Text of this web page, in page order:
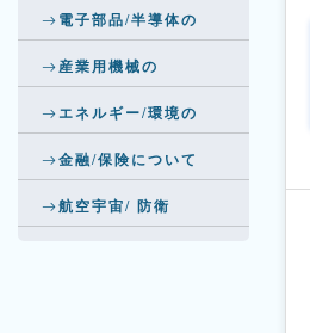
電子部品/半導体の
産業用機械の
エネルギー/環境の
金融/保険について
航空宇宙/ 防衛